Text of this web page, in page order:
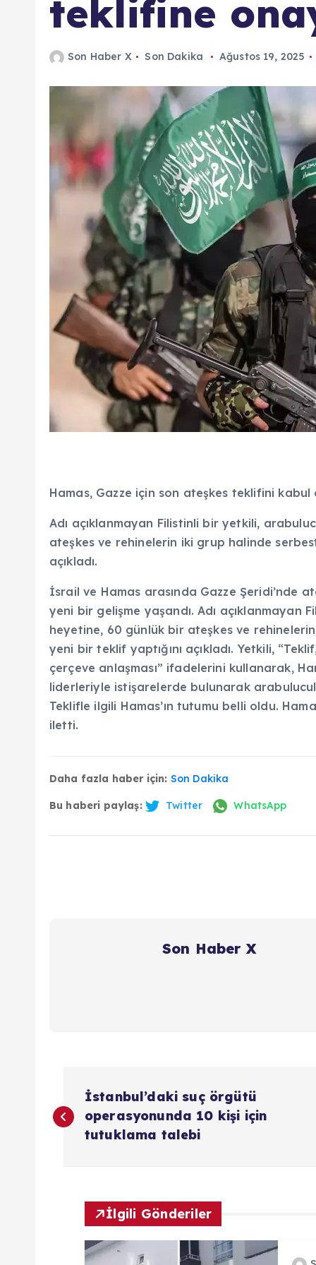
teklifine
Son Haber X Son Dakika Ağustos 19, 2025
Hamas, Gazze için son ateşkes teklifini kabul
Adı açıklanmayan Filistinli bir yetkili,
ateşkes ve rehinelerin iki grup halinde
açıkladı.
İsrail ve Hamas arasında Gazze Şeridi’nde
yeni bir gelişme yaşandı. Adı açıklanmayan
heyetine, 60 günlük bir ateşkes ve
yeni bir teklif yaptığını açıkladı. Yetkili,
çerçeve anlaşması” ifadelerini kullanarak,
liderleriyle istişarelerde bulunarak
Teklifle ilgili Hamas’ın tutumu belli oldu.
iletti.
Daha fazla haber için: Son Dakika
Bu haberi paylaş: Twitter WhatsApp
Son Haber X
a
İstanbul’daki suç örgütü
operasyonunda 10 kişi için
tutuklama talebi
İlgili Gönderiler